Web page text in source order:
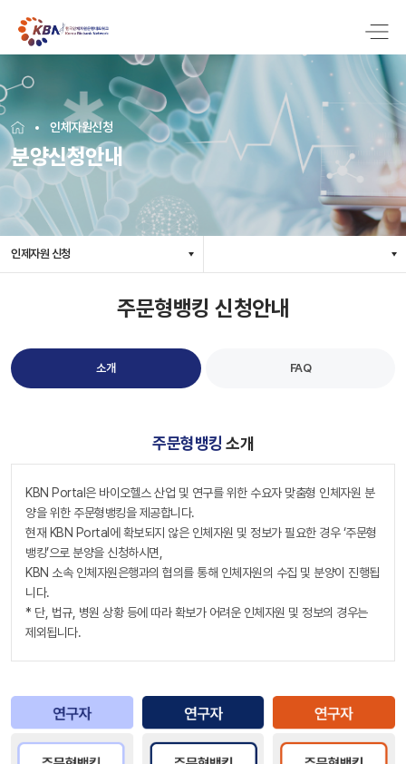
인체자원신청
분양신청안내
인제자원 신청
주문형뱅킹 신청안내
소개 FAQ
주문형뱅킹 소개
KBN Portal은 바이오헬스 산업 및 연구를 위한 수요자 맞춤형 인체자원 분
양을 위한 주문형뱅킹을 제공합니다.
현재 KBN Portal에 확보되지 않은 인체자원 및 정보가 필요한 경우 ‘주문형
뱅킹’으로 분양을 신청하시면,
KBN 소속 인체자원은행과의 협의를 통해 인체자원의 수집 및 분양이 진행됩
니다.
* 단, 법규, 병원 상황 등에 따라 확보가 어려운 인체자원 및 정보의 경우는
제외됩니다.